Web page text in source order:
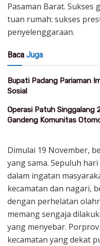
Pasaman Barat. Sukses
tuan rumah: sukses
penyelenggaraan.
Baca Juga
Bupati Padang Pariaman
Sosial
Operasi Patuh Singgalang
Gandeng Komunitas
Dimulai 19 November,
yang sama. Sepuluh
dalam ingatan
kecamatan dan nagari,
dengan perhelatan
memang sengaja
yang menyebar.
kecamatan yang dekat